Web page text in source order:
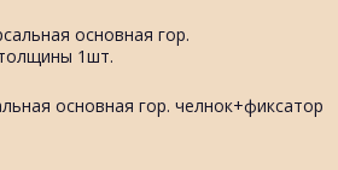
основная гор. челнок+фиксатор